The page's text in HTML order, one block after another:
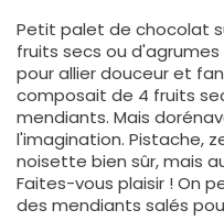
Petit palet de chocolat
fruits secs ou
pour allier douceur et
composait de 4 fruits
mendiants. Mais
l'imagination. Pistache,
noisette bien sûr, mais
Faites-vous plaisir ! On
des mendiants salés